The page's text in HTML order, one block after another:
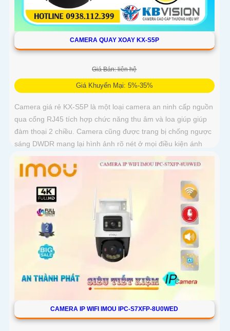
CAMERA QUAY XOAY KX-S5P
Giá Bán: liên hệ
Giá Khuyến Mại: 5%-35%
Camera giá rẻ KX-S5P là một loại camera an ninh cấp nguồn
qua cổng RJ45 tích hợp chức năng thu âm và loa giúp giúp
đàm thoại 2 chiều. Camera cũng được trang bị chống ngược
sáng DWDR mang lại hình ảnh rõ nét ở mọi điều kiện ánh
sáng
CAMERA IP WIFI IMOU IPC-S7XFP-8U0WED